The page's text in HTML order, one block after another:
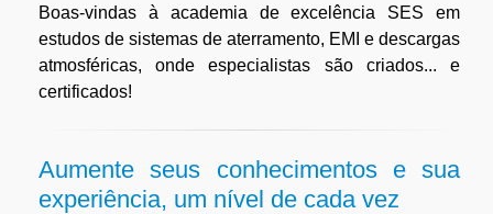
Boas-vindas à academia de excelência SES em
estudos de sistemas de aterramento, EMI e descargas
atmosféricas, onde especialistas são criados... e
certificados!
Aumente seus conhecimentos e sua
experiência, um nível de cada vez